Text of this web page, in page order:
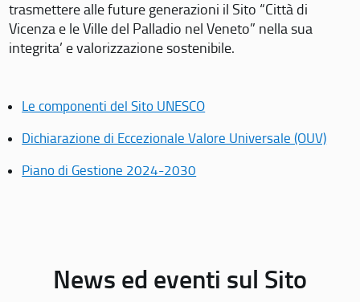
trasmettere alle future generazioni il Sito “Città di
Vicenza e le Ville del Palladio nel Veneto” nella sua
integrita’ e valorizzazione sostenibile.
Le componenti del Sito UNESCO
Dichiarazione di Eccezionale Valore Universale (OUV)
Piano di Gestione 2024-2030
News ed eventi sul Sito